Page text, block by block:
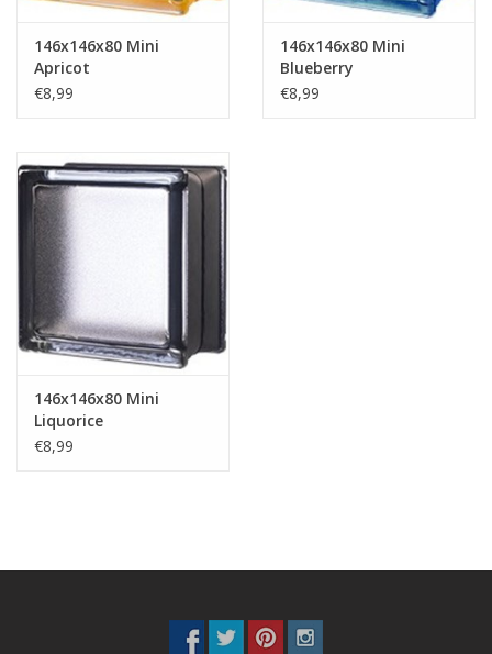
146x146x80 Mini
Apricot
€8,99
146x146x80 Mini
Blueberry
€8,99
146x146x80 Mini
Liquorice
€8,99